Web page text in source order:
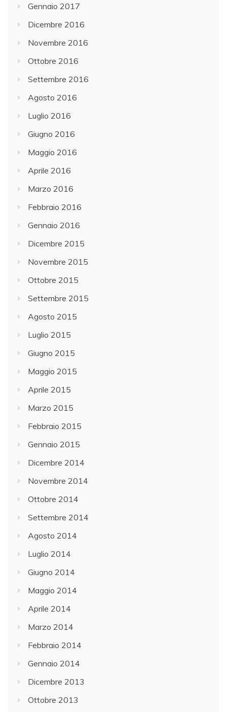
Gennaio 2017
Dicembre 2016
Novembre 2016
Ottobre 2016
Settembre 2016
Agosto 2016
Luglio 2016
Giugno 2016
Maggio 2016
Aprile 2016
Marzo 2016
Febbraio 2016
Gennaio 2016
Dicembre 2015
Novembre 2015
Ottobre 2015
Settembre 2015
Agosto 2015
Luglio 2015
Giugno 2015
Maggio 2015
Aprile 2015
Marzo 2015
Febbraio 2015
Gennaio 2015
Dicembre 2014
Novembre 2014
Ottobre 2014
Settembre 2014
Agosto 2014
Luglio 2014
Giugno 2014
Maggio 2014
Aprile 2014
Marzo 2014
Febbraio 2014
Gennaio 2014
Dicembre 2013
Ottobre 2013